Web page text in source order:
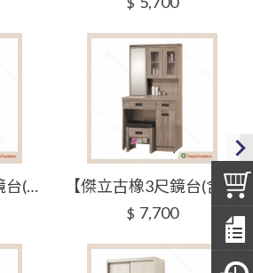
【傑立雪杉白3尺鏡台(含椅)】【2026-H207-4】【添興家具】 【傑立古橡3尺鏡台(含椅)】【2026-H207-5】【添興家具】
$ 7,700